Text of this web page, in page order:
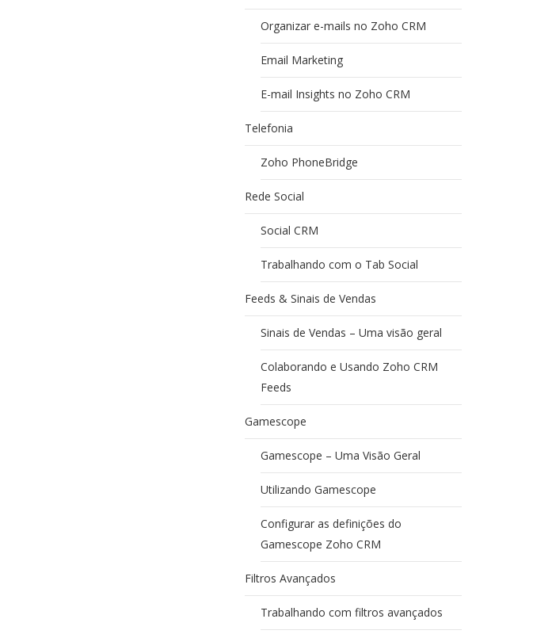
Organizar e-mails no Zoho CRM
Email Marketing
E-mail Insights no Zoho CRM
Telefonia
Zoho PhoneBridge
Rede Social
Social CRM
Trabalhando com o Tab Social
Feeds & Sinais de Vendas
Sinais de Vendas – Uma visão geral
Colaborando e Usando Zoho CRM
Feeds
Gamescope
Gamescope – Uma Visão Geral
Utilizando Gamescope
Configurar as definições do
Gamescope Zoho CRM
Filtros Avançados
Trabalhando com filtros avançados